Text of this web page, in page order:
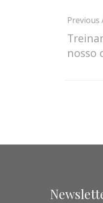
Previous
nosso